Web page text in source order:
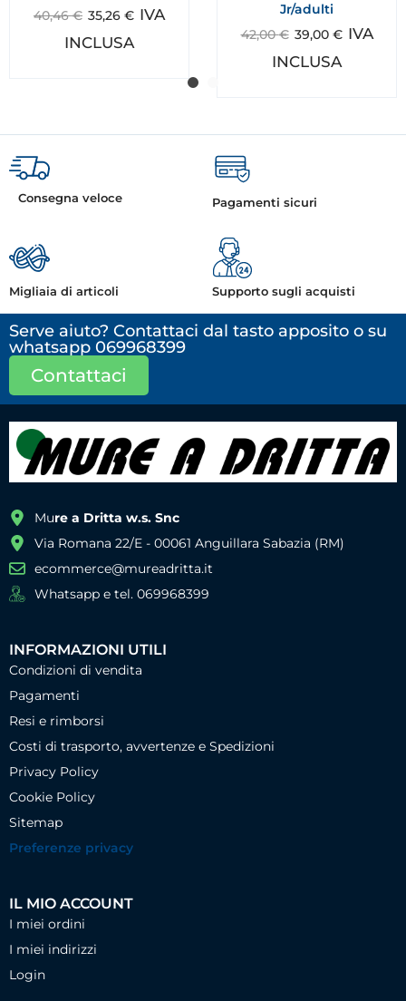
40,46€ 35,26 € IVA
INCLUSA
Jr/adulti
42,00€ 39,00 € IVA
INCLUSA
Consegna veloce Pagamenti sicuri
Migliaia di articoli Supporto sugli acquisti
Serve aiuto? Contattaci dal tasto apposito o su
whatsapp 069968399
Contattaci
Mure a Dritta w.s. Snc
Via Romana 22/E - 00061 Anguillara Sabazia (RM)
ecommerce@mureadritta.it
Whatsapp e tel. 069968399
INFORMAZIONI UTILI
Condizioni di vendita
Pagamenti
Resi e rimborsi
Costi di trasporto, avvertenze e Spedizioni
Privacy Policy
Cookie Policy
Sitemap
Preferenze privacy
IL MIO ACCOUNT
I miei ordini
I miei indirizzi
Login